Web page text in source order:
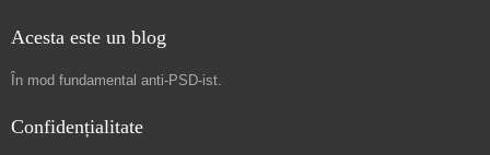
Acesta este un blog
În mod fundamental anti-PSD-ist
Confidențialitate